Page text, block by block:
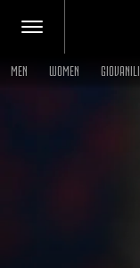
MEN WOMEN GIOVANILI